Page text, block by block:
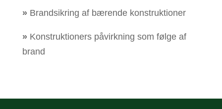
» Brandsikring af bærende konstruktioner
» Konstruktioners påvirkning som følge af
brand